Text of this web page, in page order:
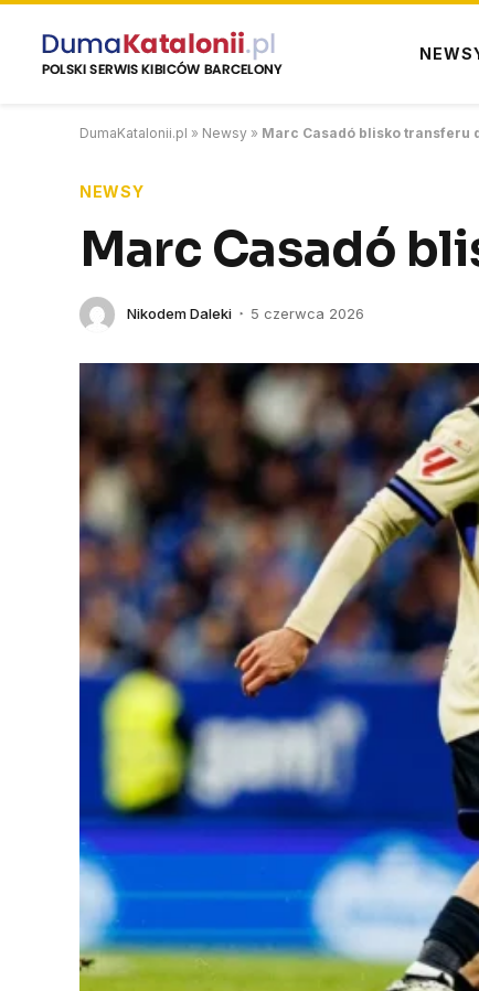
DumaKatalonii.pl » Newsy » Marc Casadó blisko transferu
NEWSY
Marc Casadó
Nikodem Daleki 5 czerwca 2026